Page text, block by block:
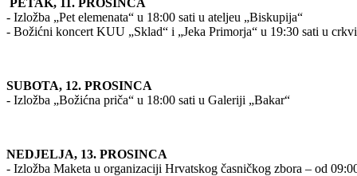
- Izložba „Pet elemenata“ u 18:00 sati u ateljeu „Biskupija“
- Božićni koncert KUU „Sklad“ i „Jeka Primorja“ u 19:30 sati u
SUBOTA, 12. PROSINCA
- Izložba „Božićna priča“ u 18:00 sati u Galeriji „Bakar“
NEDJELJA, 13. PROSINCA
- Izložba Maketa u organizaciji Hrvatskog časničkog zbora – od